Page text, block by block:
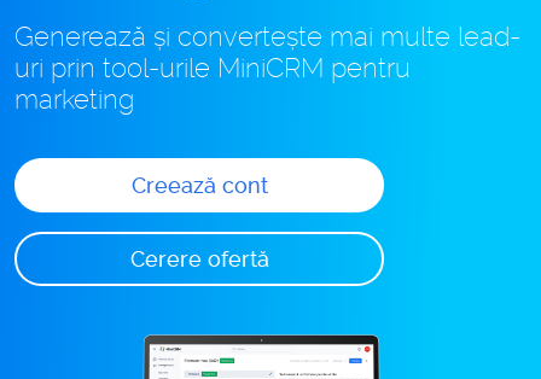
Generează și convertește mai multe lead-
uri prin tool-urile MiniCRM pentru
marketing
Creează cont
Cerere ofertă